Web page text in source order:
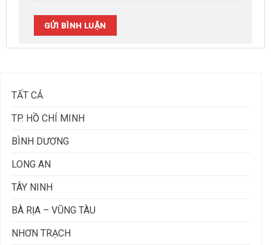
TẤT CẢ
TP. HỒ CHÍ MINH
BÌNH DƯƠNG
LONG AN
TÂY NINH
BÀ RỊA – VŨNG TÀU
NHƠN TRẠCH